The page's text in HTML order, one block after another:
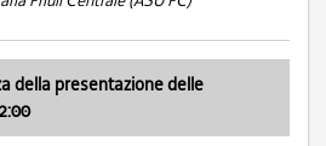
della presentazione delle